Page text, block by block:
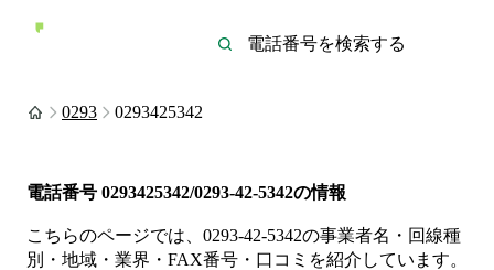
0293 0293425342
電話番号 0293425342/0293-42-5342の情報
こちらのページでは、 0293-42-5342の事業者名・回線種
別・地域・業界・FAX番号・口コミを紹介しています。